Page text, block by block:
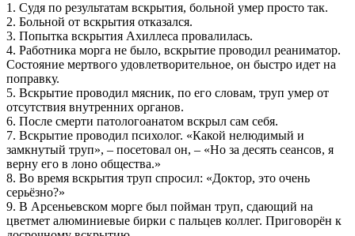
1. Судя по результатам вскрытия, больной умер просто так.
2. Больной от вскрытия отказался.
3. Попытка вскрытия Ахиллеса провалилась.
4. Работника морга не было, вскрытие проводил реаниматор.
Состояние мертвого удовлетворительное, он быстро идет на
поправку.
5. Вскрытие проводил мясник, по его словам, труп умер от
отсутствия внутренних органов.
6. После смерти патологоанатом вскрыл сам себя.
7. Вскрытие проводил психолог. «Какой нелюдимый и
замкнутый труп», – посетовал он, – «Но за десять сеансов, я
верну его в лоно общества.»
8. Во время вскрытия труп спросил: «Доктор, это очень
серьёзно?»
9. В Арсеньевском морге был пойман труп, сдающий на
цветмет алюминиевые бирки с пальцев коллег. Приговорён к